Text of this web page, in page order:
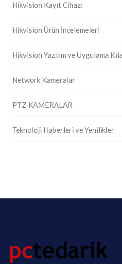
Hikvision Kayıt Cihazı
Hikvision Ürün İncelemeleri
Hikvision Yazılım ve Uygulama
Network Kameralar
PTZ KAMERALAR
Teknoloji Haberleri ve Yenilikler